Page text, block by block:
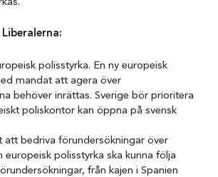
polisstyrka. En ny europeisk
mandat att agera över
behöver inrättas. Sverige bör prioritera
poliskontor kan öppna på svensk
att bedriva förundersökningar över
europeisk polisstyrka ska kunna följa
från kajen i Spanien